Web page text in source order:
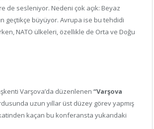
de sesleniyor. Nedeni çok açık: Beyaz
geçtikçe büyüyor. Avrupa ise bu tehdidi
NATO ülkeleri, özellikle de Orta ve Doğu
Varşova’da düzenlenen “Varşova
uzun yıllar üst düzey görev yapmış
kaçan bu konferansta yukarıdaki